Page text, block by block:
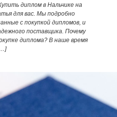
диплом в Нальчике на
для вас. Мы подробно
с покупкой дипломов, и
поставщика. Почему
диплома? В наше время